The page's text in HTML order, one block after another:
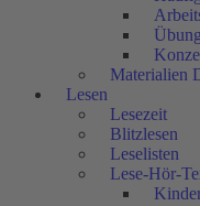
Materialien
Lesen
Lesezeit
Blitzlesen
Leselisten
Lese-Hör-